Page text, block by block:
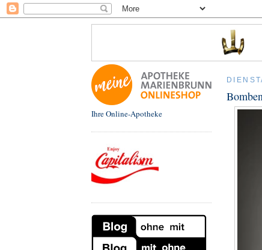
Ihre Online-Apotheke